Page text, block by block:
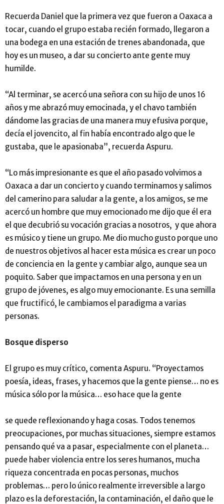
Recuerda Daniel que la primera vez que fueron a Oaxaca a
tocar, cuando el grupo estaba recién formado, llegaron a
una bodega en una estación de trenes abandonada, que
hoy es un museo, a dar su concierto ante gente muy
humilde.
“Al terminar, se acercó una señora con su hijo de unos 16
años y me abrazó muy emocinada, y el chavo también
dándome las gracias de una manera muy efusiva porque,
decía el jovencito, al fin había encontrado algo que le
gustaba, que le apasionaba”, recuerda Aspuru.
“Lo más impresionante es que el año pasado volvimos a
Oaxaca a dar un concierto y cuando terminamos y salimos
del camerino para saludar a la gente, a los amigos, se me
acercó un hombre que muy emocionado me dijo que él era
el que decubrió su vocación gracias a nosotros, y que ahora
es músico y tiene un grupo. Me dio mucho gusto porque uno
de nuestros objetivos al hacer esta música es crear un poco
de conciencia en la gente y cambiar algo, aunque sea un
poquito. Saber que impactamos en una persona y en un
grupo de jóvenes, es algo muy emocionante. Es una semilla
que fructificó, le cambiamos el paradigma a varias
personas.
Bosque disperso
El grupo es muy crítico, comenta Aspuru. “Proyectamos
poesía, ideas, frases, y hacemos que la gente piense… no es
música sólo por la música… eso hace que la gente
se quede reflexionando y haga cosas. Todos tenemos
preocupaciones, por muchas situaciones, siempre estamos
pensando qué va a pasar, especialmente con el planeta…
puede haber violencia entre los seres humanos, mucha
riqueza concentrada en pocas personas, muchos
problemas… pero lo único realmente irreversible a largo
plazo es la deforestación, la contaminación, el daño que le